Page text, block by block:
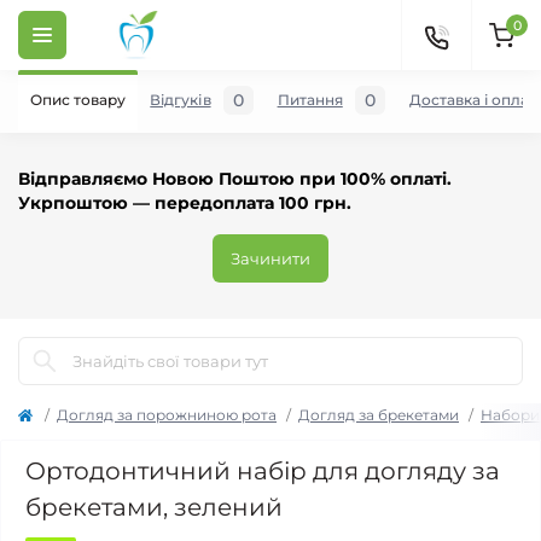
Відправляємо Новою Поштою при 100% оплаті.
Укрпоштою — передоплата 100 грн.
Зачинити
0
Догляд за порожниною рота Догляд за брекетами Набори
Ортодонтичний набір для догляду за
брекетами, зелений
Опис товару Відгуків 0 Питання 0 Доставка і